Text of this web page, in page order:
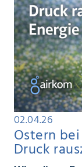
02.04.26
Ostern
Druck